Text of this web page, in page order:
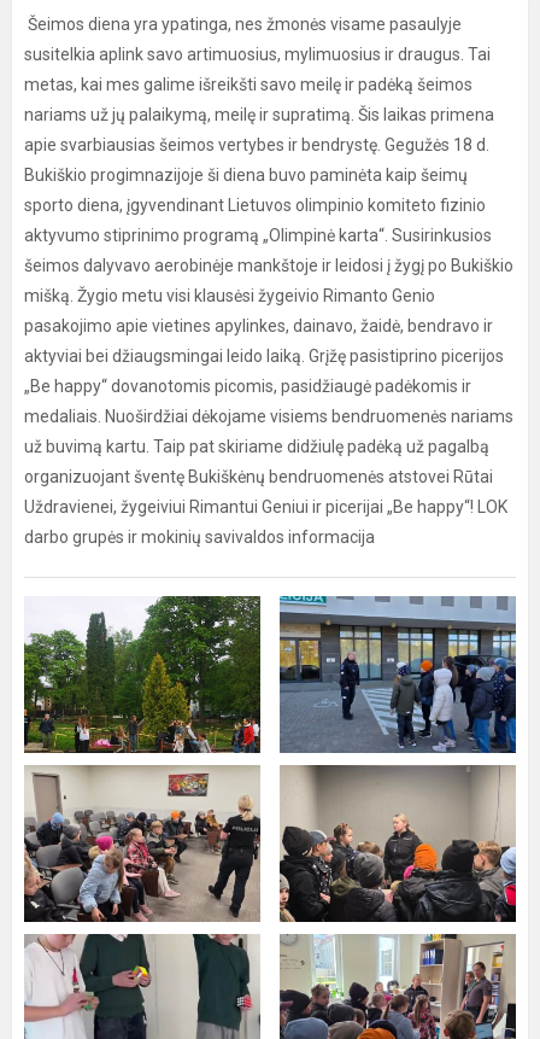
Šeimos diena yra ypatinga, nes žmonės visame pasaulyje
susitelkia aplink savo artimuosius, mylimuosius ir draugus. Tai
metas, kai mes galime išreikšti savo meilę ir padėką šeimos
nariams už jų palaikymą, meilę ir supratimą. Šis laikas primena
apie svarbiausias šeimos vertybes ir bendrystę. Gegužės 18 d.
Bukiškio progimnazijoje ši diena buvo paminėta kaip šeimų
sporto diena, įgyvendinant Lietuvos olimpinio komiteto fizinio
aktyvumo stiprinimo programą „Olimpinė karta“. Susirinkusios
šeimos dalyvavo aerobinėje mankštoje ir leidosi į žygį po Bukiškio
mišką. Žygio metu visi klausėsi žygeivio Rimanto Genio
pasakojimo apie vietines apylinkes, dainavo, žaidė, bendravo ir
aktyviai bei džiaugsmingai leido laiką. Grįžę pasistiprino picerijos
„Be happy“ dovanotomis picomis, pasidžiaugė padėkomis ir
medaliais. Nuoširdžiai dėkojame visiems bendruomenės nariams
už buvimą kartu. Taip pat skiriame didžiulę padėką už pagalbą
organizuojant šventę Bukiškėnų bendruomenės atstovei Rūtai
Uždravienei, žygeiviui Rimantui Geniui ir picerijai „Be happy“! LOK
darbo grupės ir mokinių savivaldos informacija